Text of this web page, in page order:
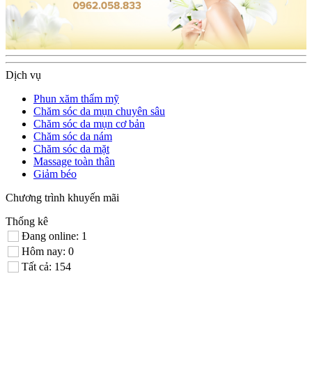
Dịch vụ
Phun xăm thẩm mỹ
Chăm sóc da mụn chuyên sâu
Chăm sóc da mụn cơ bản
Chăm sóc da nám
Chăm sóc da mặt
Massage toàn thân
Giảm béo
Chương trình khuyến mãi
Thống kê
Đang online: 1
Hôm nay: 0
Tất cả: 154